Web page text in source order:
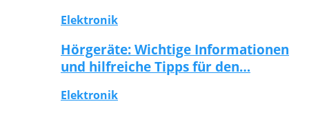
Elektronik
Hörgeräte: Wichtige Informationen
und hilfreiche Tipps für den…
Elektronik